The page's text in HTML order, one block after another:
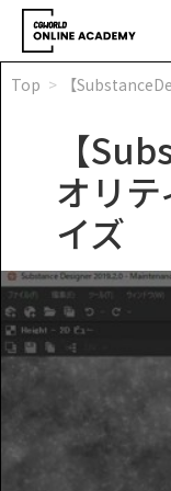
Top 【
【
オリ
イズ